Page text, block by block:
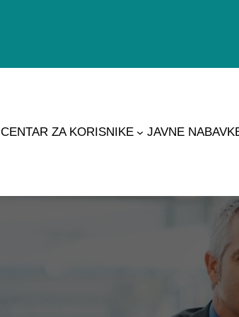
CENTAR ZA KORISNIKE JAVNE